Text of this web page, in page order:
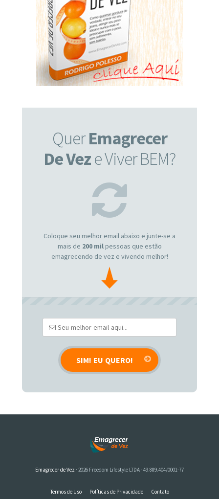
QuerEmagrecer
De Veze Viver BEM?
Coloque seu melhor email abaixo e junte-se a
mais de 200 milpessoas que estão
emagrecendo de vez e vivendo melhor!
Emagrecer de Vez · 2026 Freedom Lifestyle LTDA - 49.889.404/0001-77
Termos de Uso Políticas de Privacidade Contato